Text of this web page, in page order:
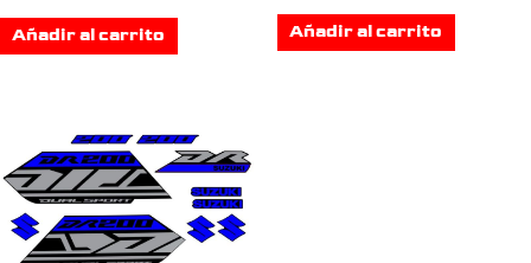
Añadir al carrito Añadir al carrito